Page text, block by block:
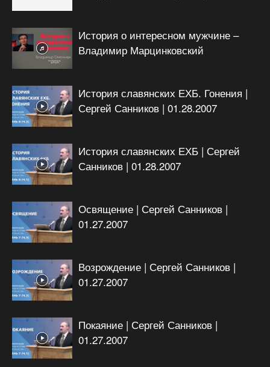
История о интересном мужчине –
Владимир Марцинковский
История славянских ЕХБ. Гонения |
Сергей Санников | 01.28.2007
История славянских ЕХБ | Сергей
Санников | 01.28.2007
Освящение | Сергей Санников |
01.27.2007
Возрождение | Сергей Санников |
01.27.2007
Покаяние | Сергей Санников |
01.27.2007